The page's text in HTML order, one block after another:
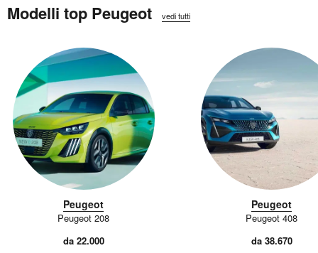
Modelli top Peugeot vedi tutti
Peugeot
Peugeot 208
da 22.000
Peugeot
Peugeot 408
da 38.670